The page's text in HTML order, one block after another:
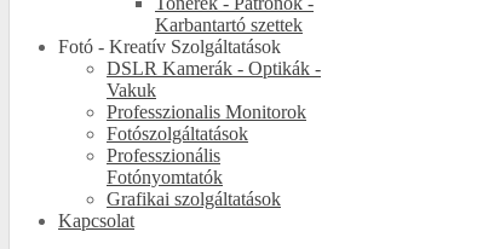
Karbantartó szettek
Fotó - Kreatív Szolgáltatások
DSLR Kamerák - Optikák -
Vakuk
Professzionalis Monitorok
Fotószolgáltatások
Professzionális
Fotónyomtatók
Grafikai szolgáltatások
Kapcsolat